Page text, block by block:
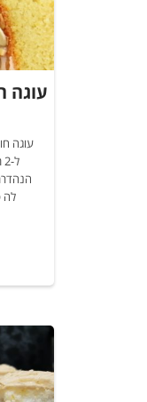
עוגה
עוגה
לה